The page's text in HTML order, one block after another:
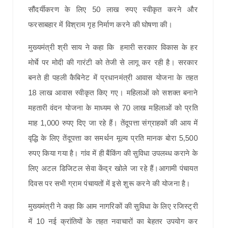
सौंदर्यीकरण के लिए 50 लाख रुपए स्वीकृत करने और
फरसाबहार में विश्राम गृह निर्माण करने की घोषणा की।
मुख्यमंत्री श्री साय ने कहा कि हमारी सरकार विकास के हर
मोर्चे पर मोदी की गारंटी को तेजी से लागू कर रही है। सरकार
बनते ही पहली कैबिनेट में प्रधानमंत्री आवास योजना के तहत
18 लाख आवास स्वीकृत किए गए। महिलाओं को सशक्त बनाने
महतारी वंदन योजना के माध्यम से 70 लाख महिलाओं को प्रति
माह 1,000 रुपए दिए जा रहे हैं। तेंदूपत्ता संग्राहकों की आय में
वृद्धि के लिए तेंदूपत्ता का समर्थन मूल्य प्रति मानक बोरा 5,500
रुपए किया गया है। गांव में ही बैंकिंग की सुविधा उपलब्ध कराने के
लिए अटल डिजिटल सेवा केंद्र खोले जा रहे हैं।आगामी पंचायत
दिवस पर सभी ग्राम पंचायतों में इसे शुरू करने की योजना है।
मुख्यमंत्री ने कहा कि आम नागरिकों की सुविधा के लिए रजिस्ट्री
में 10 नई क्रांतियों के तहत नवाचारों का बेहतर उपयोग कर